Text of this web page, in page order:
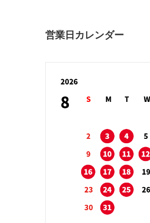
営業日カレンダー